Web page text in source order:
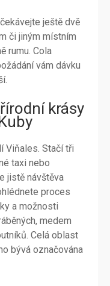
ještě dvě
či jiným místním
rumu. Cola
vám dávku
krásy
Viňales. Stačí tři
taxi nebo
jistě návštěva
proces
a možnosti
medem
Celá oblast
bývá označována